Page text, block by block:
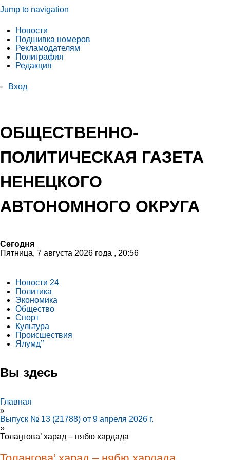
Jump to navigation
Новости
Подшивка номеров
Рекламодателям
Полиграфия
Редакция
Вход
ОБЩЕСТВЕННО-
ПОЛИТИЧЕСКАЯ ГАЗЕТА
НЕНЕЦКОГО
АВТОНОМНОГО ОКРУГА
Сегодня
Пятница, 7 августа 2026 года , 20:56
Новости 24
Политика
Экономика
Общество
Спорт
Культура
Происшествия
Ялумд’’
Вы здесь
Главная
»
Выпуск № 13 (21788) от 9 апреля 2026 г.
»
Толаӈгова’ харад – нябю хардада